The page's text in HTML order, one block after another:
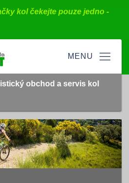
kol čekejte pouze jedno -
obchod a servis kol